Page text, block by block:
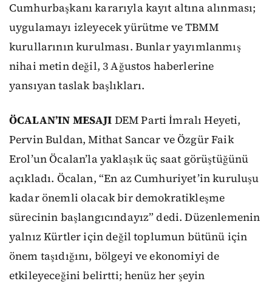
Cumhurbaşkanı kararıyla kayıt altına alınması;
uygulamayı izleyecek yürütme ve TBMM
kurullarının kurulması. Bunlar yayımlanmış
nihai metin değil, 3 Ağustos haberlerine
yansıyan taslak başlıkları.
ÖCALAN’IN MESAJI DEM Parti İmralı Heyeti,
Pervin Buldan, Mithat Sancar ve Özgür Faik
Erol’un Öcalan’la yaklaşık üç saat görüştüğünü
açıkladı. Öcalan, “En az Cumhuriyet’in kuruluşu
kadar önemli olacak bir demokratikleşme
sürecinin başlangıcındayız” dedi. Düzenlemenin
yalnız Kürtler için değil toplumun bütünü için
önem taşıdığını, bölgeyi ve ekonomiyi de
etkileyeceğini belirtti; henüz her şeyin